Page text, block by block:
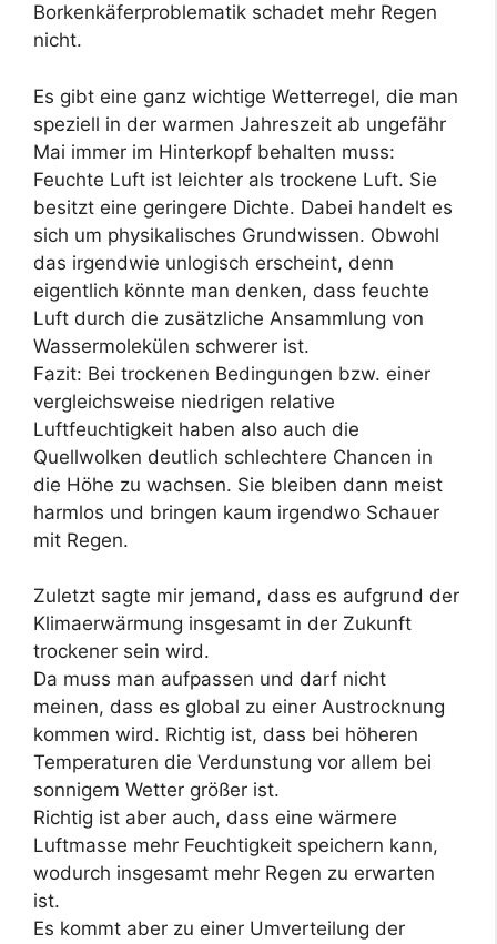
Borkenkäferproblematik schadet mehr Regen
nicht.
Es gibt eine ganz wichtige Wetterregel, die man
speziell in der warmen Jahreszeit ab ungefähr
Mai immer im Hinterkopf behalten muss:
Feuchte Luft ist leichter als trockene Luft. Sie
besitzt eine geringere Dichte. Dabei handelt es
sich um physikalisches Grundwissen. Obwohl
das irgendwie unlogisch erscheint, denn
eigentlich könnte man denken, dass feuchte
Luft durch die zusätzliche Ansammlung von
Wassermolekülen schwerer ist.
Fazit: Bei trockenen Bedingungen bzw. einer
vergleichsweise niedrigen relative
Luftfeuchtigkeit haben also auch die
Quellwolken deutlich schlechtere Chancen in
die Höhe zu wachsen. Sie bleiben dann meist
harmlos und bringen kaum irgendwo Schauer
mit Regen.
Zuletzt sagte mir jemand, dass es aufgrund der
Klimaerwärmung insgesamt in der Zukunft
trockener sein wird.
Da muss man aufpassen und darf nicht
meinen, dass es global zu einer Austrocknung
kommen wird. Richtig ist, dass bei höheren
Temperaturen die Verdunstung vor allem bei
sonnigem Wetter größer ist.
Richtig ist aber auch, dass eine wärmere
Luftmasse mehr Feuchtigkeit speichern kann,
wodurch insgesamt mehr Regen zu erwarten
ist.
Es kommt aber zu einer Umverteilung der